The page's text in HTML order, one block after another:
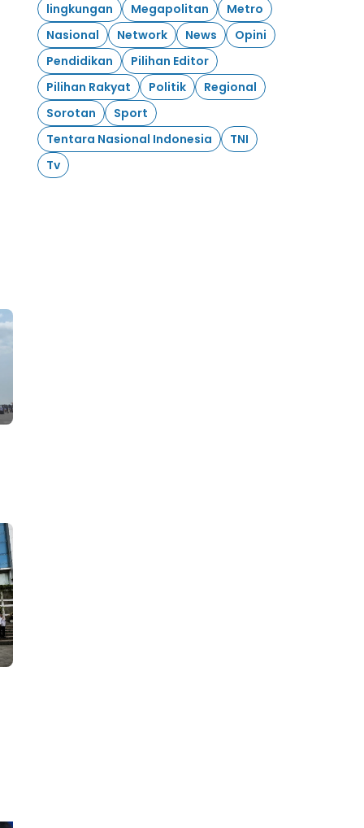
lingkungan
Megapolitan
Metro
Nasional
Network News
Opini
Pendidikan
Pilihan Editor
Pilihan Rakyat
Politik
Regional
Sorotan
Sport
Tentara Nasional Indonesia
TNI
Tv